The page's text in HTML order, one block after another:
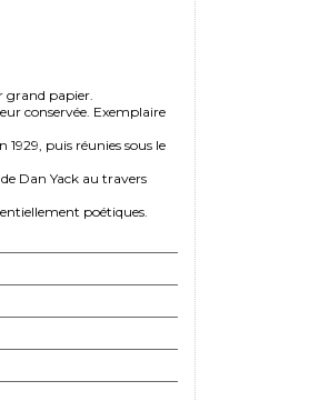
grand papier.
conservée. Exemplaire
1929, puis réunies sous le
Dan Yack au travers
poétiques.